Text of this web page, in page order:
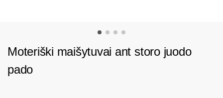
Moteriški maišytuvai ant storo juodo
pado